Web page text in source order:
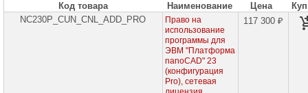
Мониторы
и
Код товара Наименование Цена
NC230P_CUN_CNL_ADD_PRO
Право на
использование
программы для
ЭВМ "Платформа
nanoCAD" 23
(конфигурация
Pro), сетевая
117 300 ₽